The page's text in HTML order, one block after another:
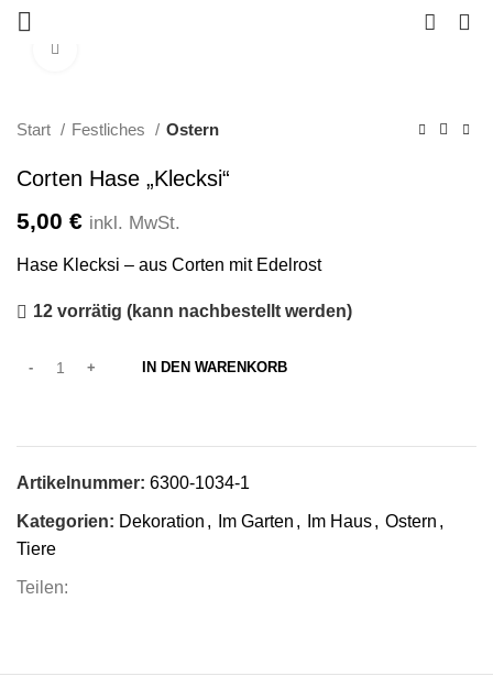
Start Festliches Ostern
Corten Hase „Klecksi“
5,00 € inkl. MwSt.
Hase Klecksi – aus Corten mit Edelrost
12 vorrätig (kann nachbestellt werden)
IN DEN WARENKORB
Artikelnummer: 6300-1034-1
Kategorien: Dekoration , Im Garten , Im Haus, Ostern ,
Tiere
Teilen: